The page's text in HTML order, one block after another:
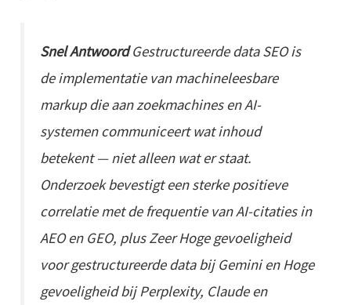
Snel AntwoordGestructureerde data SEO is
de implementatie van machineleesbare
markup die aan zoekmachines en AI-
systemen communiceert wat inhoud
betekent — niet alleen wat er staat.
Onderzoek bevestigt een sterke positieve
correlatie met de frequentie van AI-citaties in
AEO en GEO, plus Zeer Hoge gevoeligheid
voor gestructureerde data bij Gemini en Hoge
gevoeligheid bij Perplexity, Claude en